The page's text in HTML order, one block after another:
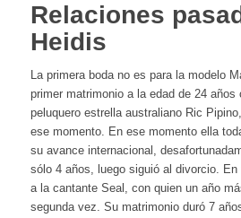
Relaciones
Heidis
La primera boda no es para la modelo
primer matrimonio a la edad de 24 años
peluquero estrella australiano Ric
ese momento. En ese momento ella
su avance internacional,
sólo 4 años, luego siguió al divorcio. En
a la cantante Seal, con quien un año
segunda vez. Su matrimonio duró 7